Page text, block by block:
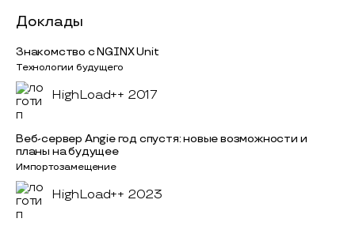
Доклады
Знакомство с NGINX Unit
Технологии будущего
HighLoad++ 2017
Веб-сервер Angie год спустя: новые возможности и
планы на будущее
Импортозамещение
HighLoad++ 2023